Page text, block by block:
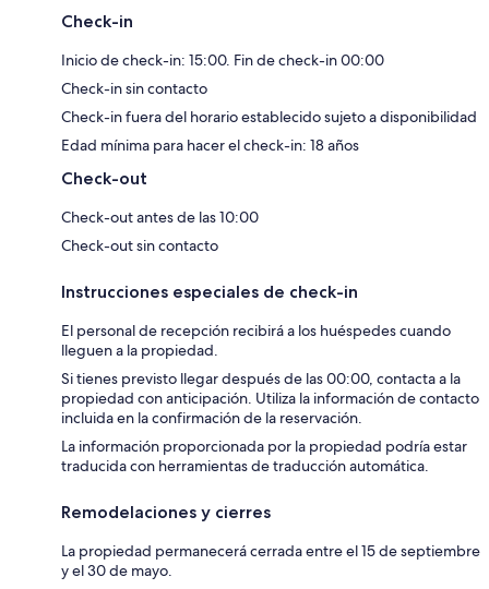
Check-in
Inicio de check-in: 15:00. Fin de check-in 00:00
Check-in sin contacto
Check-in fuera del horario establecido sujeto a disponibilidad
Edad mínima para hacer el check-in: 18 años
Check-out
Check-out antes de las 10:00
Check-out sin contacto
Instrucciones especiales de check-in
El personal de recepción recibirá a los huéspedes cuando
lleguen a la propiedad.
Si tienes previsto llegar después de las 00:00, contacta a la
propiedad con anticipación. Utiliza la información de contacto
incluida en la confirmación de la reservación.
La información proporcionada por la propiedad podría estar
traducida con herramientas de traducción automática.
Remodelaciones y cierres
La propiedad permanecerá cerrada entre el 15 de septiembre
y el 30 de mayo.